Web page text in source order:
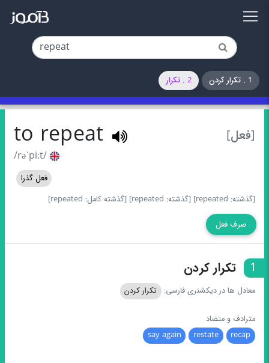
1 . تکرار کردن 2 . تکرار
[فعل] to repeat
/rəˈpiːt/
فعل گذرا
[گذشته: repeated]
[گذشته: repeated] [گذشته کامل: repeated]
صرف فعل
1 تکرار کردن
معادل ها در دیکشنری فارسی: تکرار کردن
مترادف و متضاد
recap
restate
say again